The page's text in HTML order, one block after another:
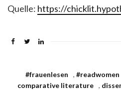
Quelle: https://
#frauenlesen , #readwomen
comparative literature
,